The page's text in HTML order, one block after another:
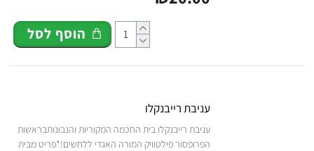
הוסף לסל
עניבת רייבנקלו
עניבת רייבנקלו בית החכמה המקוריות והנבונותבראשות
הפרופסור פילטוויק המורה האגדי ללחשים!*פריט מבית